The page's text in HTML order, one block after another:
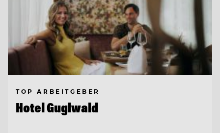
TOP ARBEITGEBER
Hotel Guglwald